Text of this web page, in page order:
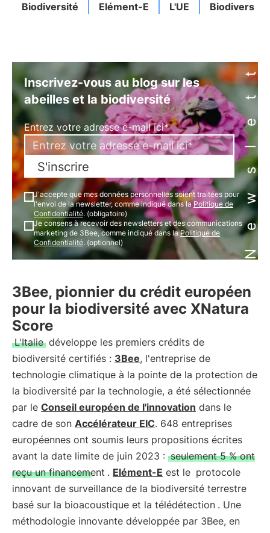
Biodiversité Elément-E L'UE Biodiversité
Newsletter
Inscrivez-vous au blog sur les
abeilles et la biodiversité
Entrez votre adresse e-mail ici*
S'inscrire
J'accepte que mes données personnelles soient traitées pour
l'envoi de la newsletter, comme indiqué dans laPolitique de
Confidentialité. (obligatoire)
Je consens à recevoir des newsletters et des communications
marketing de 3Bee, comme indiqué dans laPolitique de
Confidentialité. (optionnel)
3Bee, pionnier du crédit européen
pour la biodiversité avec XNatura
Score
L'Italie développe les premiers crédits de
biodiversité certifiés : 3Bee, l'entreprise de
technologie climatique à la pointe de la protection de
la biodiversité par la technologie, a été sélectionnée
par le Conseil européen de l'innovation dans le
cadre de son Accélérateur EIC. 648 entreprises
européennes ont soumis leurs propositions écrites
avant la date limite de juin 2023 : seulement 5 % ont
reçu un financement . Elément-E est le protocole
innovant de surveillance de la biodiversité terrestre
basé sur la bioacoustique et la télédétection . Une
méthodologie innovante développée par 3Bee, en